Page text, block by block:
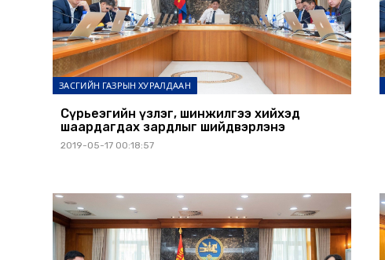
ЗАСГИЙН ГАЗРЫН ХУРАЛДААН
Сүрьеэгийн үзлэг, шинжилгээ хийхэд
шаардагдах зардлыг шийдвэрлэнэ
2019-05-17 00:18:57